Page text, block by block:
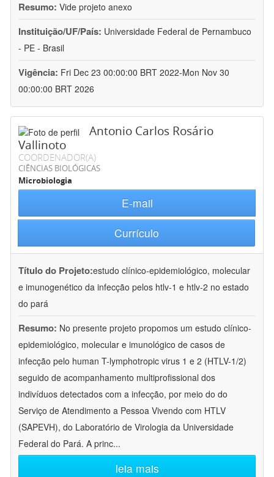
Resumo: Vide projeto anexo
Instituição/UF/País: Universidade Federal de Pernambuco
- PE - Brasil
Vigência: Fri Dec 23 00:00:00 BRT 2022-Mon Nov 30
00:00:00 BRT 2026
Antonio Carlos Rosário
Vallinoto
COORDENADOR(A)
CIÊNCIAS BIOLÓGICAS
Microbiologia
E-mail
Currículo
Título do Projeto:estudo clínico-epidemiológico, molecular
e imunogenético da infecção pelos htlv-1 e htlv-2 no estado
do pará
Resumo: No presente projeto propomos um estudo clínico-
epidemiológico, molecular e imunológico de casos de
infecção pelo human T-lymphotropic virus 1 e 2 (HTLV-1/2)
seguido de acompanhamento multiprofissional dos
indivíduos detectados com a infecção, por meio do do
Serviço de Atendimento a Pessoa Vivendo com HTLV
(SAPEVH), do Laboratório de Virologia da Universidade
Federal do Pará. A princ...
leia mais